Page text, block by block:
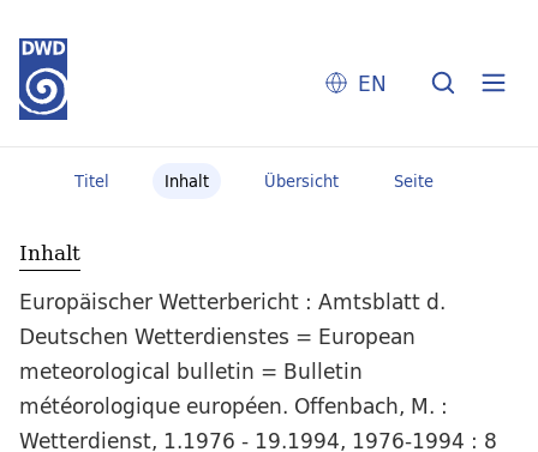
EN
Titel Inhalt Übersicht Seite
Inhalt
Europäischer Wetterbericht : Amtsblatt d.
Deutschen Wetterdienstes = European
meteorological bulletin = Bulletin
météorologique européen. Offenbach, M. :
Wetterdienst, 1.1976 - 19.1994, 1976-1994 : 8